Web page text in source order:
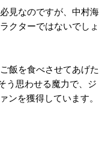
見なのですが、中村海
クターではないでしょ
飯を食べさせてあげた
う思わせる魔力で、ジ
ンを獲得しています。